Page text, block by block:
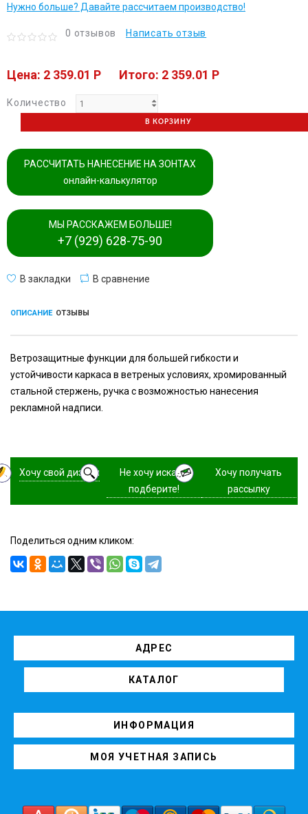
Нужно больше? Давайте рассчитаем производство!
0 отзывов Написать отзыв
Цена: 2 359.01 P Итого: 2 359.01 P
Количество
В КОРЗИНУ
РАССЧИТАТЬ НАНЕСЕНИЕ НА ЗОНТАХ
онлайн-калькулятор
МЫ РАССКАЖЕМ БОЛЬШЕ!
+7 (929) 628-75-90
В закладки В сравнение
ОПИСАНИЕ ОТЗЫВЫ
Ветрозащитные функции для большей гибкости и
устойчивости каркаса в ветреных условиях, хромированный
стальной стержень, ручка с возможностью нанесения
рекламной надписи.
Хочу свой дизайн
Не хочу искать,
подберите!
Хочу получать
рассылку
Поделиться одним кликом:
АДРЕС
КАТАЛОГ
ИНФОРМАЦИЯ
МОЯ УЧЕТНАЯ ЗАПИСЬ